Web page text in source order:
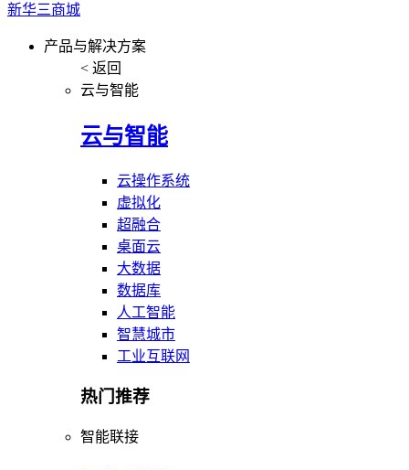
新华三商城
产品与解决方案
< 返回
云与智能
云与智能
云操作系统
虚拟化
超融合
桌面云
大数据
数据库
人工智能
智慧城市
工业互联网
热门推荐
智能联接